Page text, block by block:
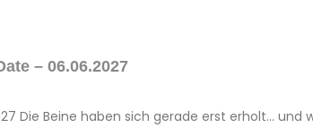
– 06.06.2027
Die Beine haben sich gerade erst erholt… und